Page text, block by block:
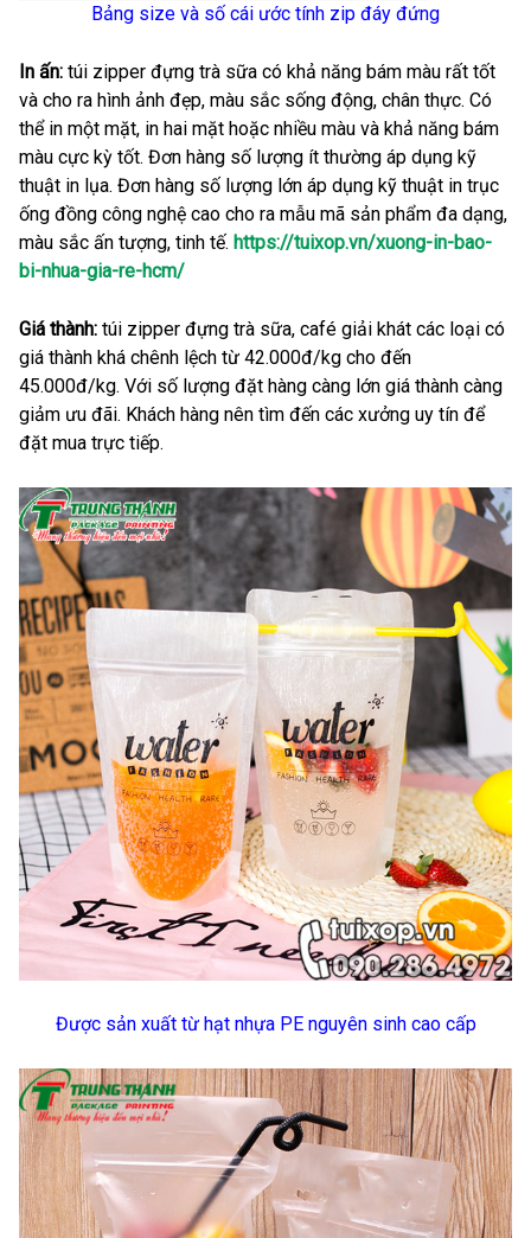
Bảng size và số cái ước tính zip đáy đứng
In ấn: túi zipper đựng trà sữa có khả năng bám màu rất tốt
và cho ra hình ảnh đẹp, màu sắc sống động, chân thực. Có
thể in một mặt, in hai mặt hoặc nhiều màu và khả năng bám
màu cực kỳ tốt. Đơn hàng số lượng ít thường áp dụng kỹ
thuật in lụa. Đơn hàng số lượng lớn áp dụng kỹ thuật in trục
ống đồng công nghệ cao cho ra mẫu mã sản phẩm đa dạng,
màu sắc ấn tượng, tinh tế. https://tuixop.vn/xuong-in-bao-
bi-nhua-gia-re-hcm/
Giá thành: túi zipper đựng trà sữa, café giải khát các loại có
giá thành khá chênh lệch từ 42.000đ/kg cho đến
45.000đ/kg. Với số lượng đặt hàng càng lớn giá thành càng
giảm ưu đãi. Khách hàng nên tìm đến các xưởng uy tín để
đặt mua trực tiếp.
Được sản xuất từ hạt nhựa PE nguyên sinh cao cấp